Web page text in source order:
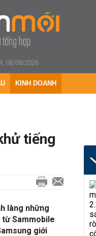
06/08/2026
KINH DOANH
tiếng
làng những
Sammobile
giới